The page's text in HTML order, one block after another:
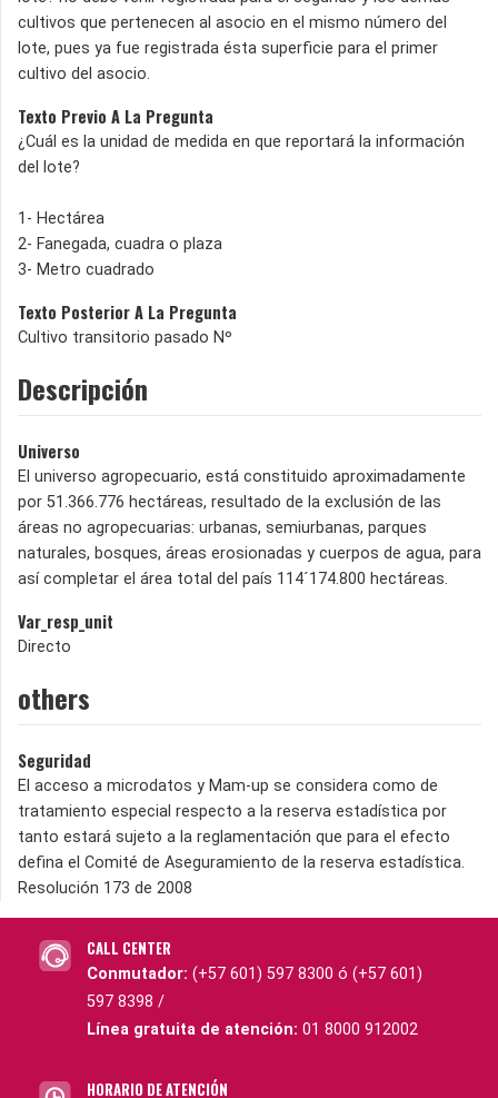
cultivos que pertenecen al asocio en el mismo número del
lote, pues ya fue registrada ésta superficie para el primer
cultivo del asocio.
Texto Previo A La Pregunta
¿Cuál es la unidad de medida en que reportará la información
del lote?
1- Hectárea
2- Fanegada, cuadra o plaza
3- Metro cuadrado
Texto Posterior A La Pregunta
Cultivo transitorio pasado Nº
Descripción
Universo
El universo agropecuario, está constituido aproximadamente
por 51.366.776 hectáreas, resultado de la exclusión de las
áreas no agropecuarias: urbanas, semiurbanas, parques
naturales, bosques, áreas erosionadas y cuerpos de agua, para
así completar el área total del país 114´174.800 hectáreas.
Var_resp_unit
Directo
others
Seguridad
El acceso a microdatos y Mam-up se considera como de
tratamiento especial respecto a la reserva estadística por
tanto estará sujeto a la reglamentación que para el efecto
defina el Comité de Aseguramiento de la reserva estadística.
Resolución 173 de 2008
CALL CENTER
Conmutador: (+57 601) 597 8300 ó (+57 601)
597 8398 /
Línea gratuita de atención: 01 8000 912002
HORARIO DE ATENCIÓN